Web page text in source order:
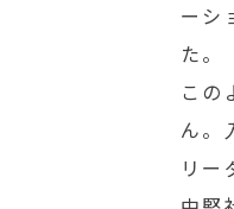
ーシ
た。
この
ん。
リー